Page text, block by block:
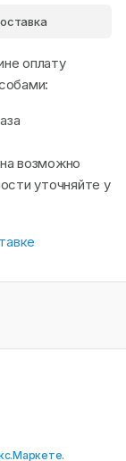
оплату
возможно
уточняйте у